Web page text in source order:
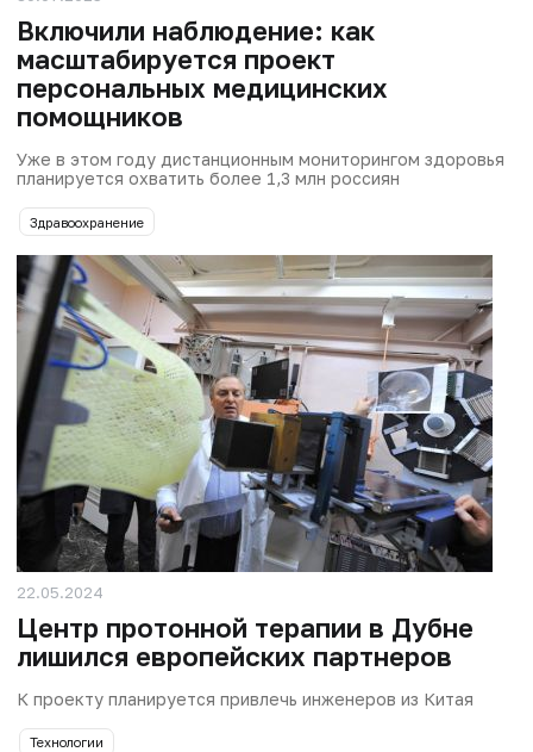
Включили наблюдение: как
масштабируется проект
персональных медицинских
помощников
Уже в этом году дистанционным мониторингом здоровья
планируется охватить более 1,3 млн россиян
Здравоохранение
22.05.2024
Центр протонной терапии в Дубне
лишился европейских партнеров
К проекту планируется привлечь инженеров из Китая
Технологии